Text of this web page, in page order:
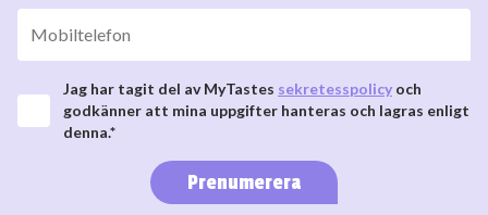
Jag har tagit del av MyTastes sekretesspolicy och
godkänner att mina uppgifter hanteras och lagras enligt
denna.*
Prenumerera